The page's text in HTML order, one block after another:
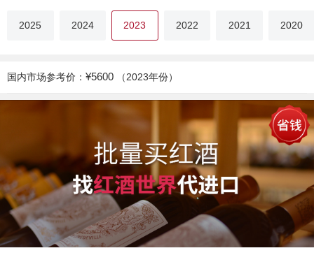
2025 2024 2023 2022 2021 2020
国内市场参考价： ¥5600 （2023年份）